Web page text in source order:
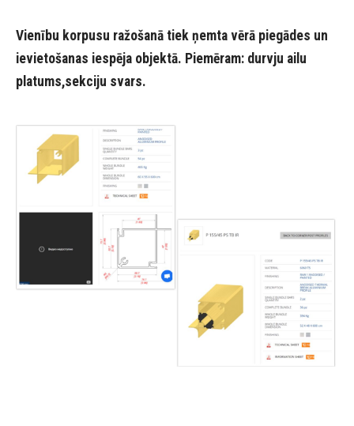
Vienību korpusu ražošanā tiek ņemta vērā piegādes un
ievietošanas iespēja objektā. Piemēram: durvju ailu
platums,sekciju svars.